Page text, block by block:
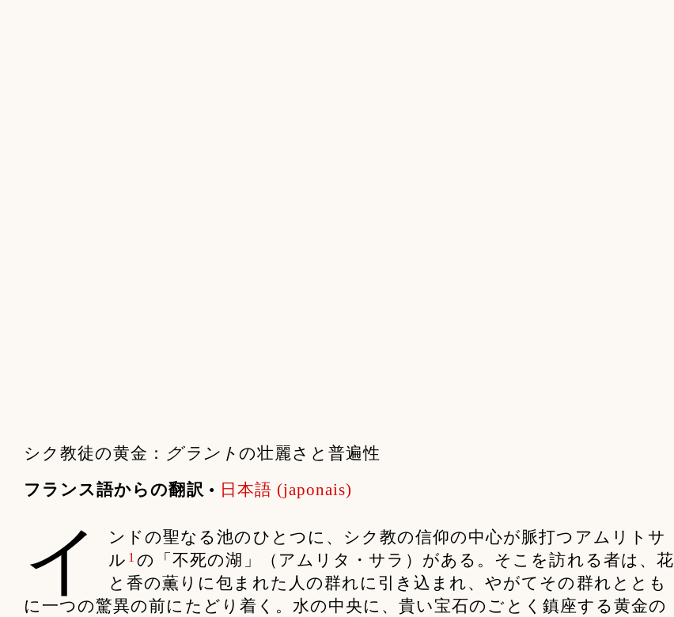
シク教徒の黄金： グラント の壮麗さと普遍性
フランス語からの翻訳 • 日本語 (japonais)
イ
ンドの聖なる池のひとつに、シク教の信仰の中心が脈打つアムリトサ
ル 1 の「不死の湖」（アムリタ・サラ）がある。そこを訪れる者は、花
と香の薫りに包まれた人の群れに引き込まれ、やがてその群れととも
に一つの驚異の前にたどり着く。水の中央に、貴い宝石のごとく鎮座する黄金の